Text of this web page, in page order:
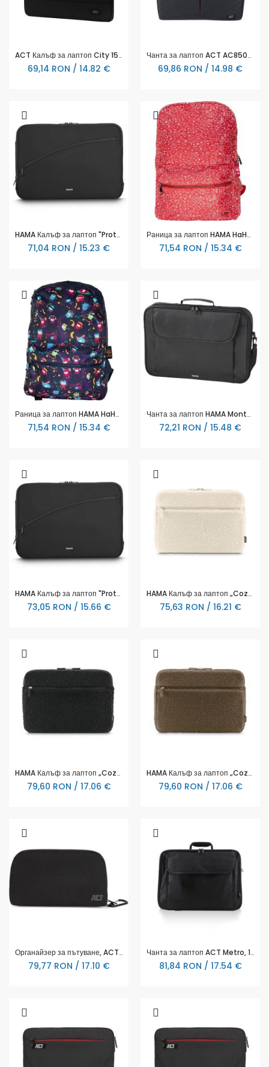
ACT Калъф за лаптоп City 15.6"
69,14 RON / 14.82 €
Чанта за лаптоп ACT AC8505, До 16.1", Черна
69,86 RON / 14.98 €
HAMA Калъф за лаптоп "Protection", до 36 см (14.1"), черен
71,04 RON / 15.23 €
Раница за лаптоп HAMA HaHaHa Feel, До 15.6", Червена, 185672
71,54 RON / 15.34 €
Раница за лаптоп HAMA HaHaHa Live, До 15.6", Виолетова, 185671
71,54 RON / 15.34 €
Чанта за лаптоп HAMA Montego, 15.6"(40 cm), Черна, 216440
72,21 RON / 15.48 €
HAMA Калъф за лаптоп "Protection", до 41 см (16.2"), черен
73,05 RON / 15.66 €
HAMA Калъф за лаптоп „Cozy“, 36 - 40 см (14,1” - 15,6”), бежов
75,63 RON / 16.21 €
HAMA Калъф за лаптоп „Cozy“, 36 - 40 см (14,1” - 15,6”), черен
79,60 RON / 17.06 €
HAMA Калъф за лаптоп „Cozy“, 36 - 40 см (14,1” - 15,6”), кафява
79,60 RON / 17.06 €
Органайзер за пътуване, ACT City Accessory, 24 х 5,50 х 14 см, 7 отделения, Черна
79,77 RON / 17.10 €
Чанта за лаптоп ACT Metro, 16.1", Черна
81,84 RON / 17.54 €